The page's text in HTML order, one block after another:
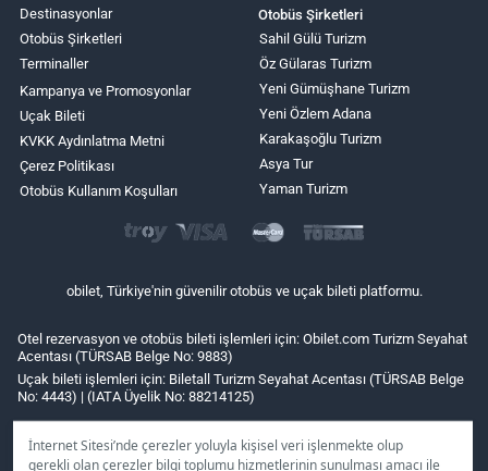
İnternet Sitesi’nde çerezler yoluyla kişisel veri işlenmekte olup
gerekli olan çerezler bilgi toplumu hizmetlerinin sunulması amacı ile
Destinasyonlar
Otobüs Şirketleri
Terminaller
Kampanya ve Promosyonlar
Uçak Bileti
KVKK Aydınlatma Metni
Çerez Politikası
Otobüs Kullanım Koşulları
Otobüs Şirketleri
Sahil Gülü Turizm
Öz Gülaras Turizm
Yeni Gümüşhane Turizm
Yeni Özlem Adana
Karakaşoğlu Turizm
Asya Tur
Yaman Turizm
obilet, Türkiye'nin güvenilir otobüs ve uçak bileti platformu.
Otel rezervasyon ve otobüs bileti işlemleri için: Obilet.com Turizm Seyahat
Acentası (TÜRSAB Belge No: 9883)
Uçak bileti işlemleri için: Biletall Turizm Seyahat Acentası (TÜRSAB Belge
No: 4443) | (IATA Üyelik No: 88214125)